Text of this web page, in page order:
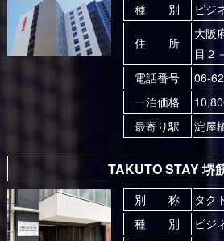
種 別 ビジ
住 所
大阪
目２
電話番号
06-
一泊価格
最寄り駅
淀屋
TAKUTO STAY 堺
別 称
タク
種 別
ビジ